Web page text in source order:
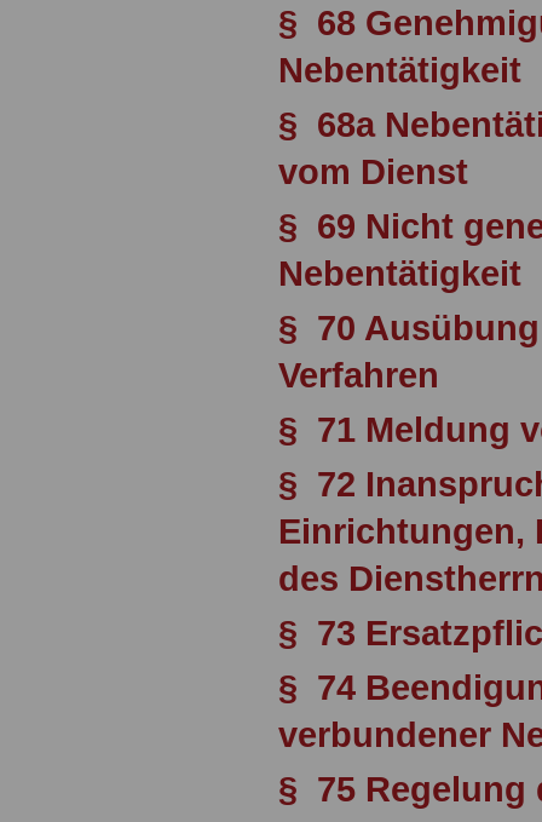
§ 68
Nebentätigkeit
§ 68a
vom Dienst
§ 69 Nicht
Nebentätigkeit
§ 70
Verfahren
§ 71 Meldung
§ 72
Einrichtungen,
des
§ 73
§ 74
verbundener
§ 75 Regelung